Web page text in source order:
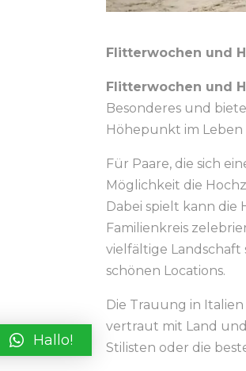
Flitterwochen und
Flitterwochen und
Besonderes und
Höhepunkt im Leben
Für Paare, die sich
Möglichkeit die
Dabei spielt kann
Familienkreis
vielfältige Landschaft
schönen Locations.
Die Trauung in
vertraut mit Land
Stilisten oder die
Hallo!